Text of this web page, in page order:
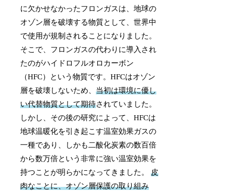
に欠かせなかったフロンガスは、地球の
オゾン層を破壊する物質として、世界中
で使用が規制されることになりました。
そこで、フロンガスの代わりに導入され
たのがハイドロフルオロカーボン
（HFC）という物質です。HFCはオゾン
層を破壊しないため、当初は環境に優し
い代替物質として期待されていました。
しかし、その後の研究によって、HFCは
地球温暖化を引き起こす温室効果ガスの
一種であり、しかも二酸化炭素の数百倍
から数万倍という非常に強い温室効果を
持つことが明らかになってきました。皮
肉なことに、オゾン層保護の取り組み